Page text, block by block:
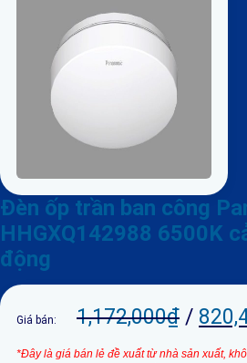
Đèn ốp trần ban công
HHGXQ142988 6500K
động
Giá bán: 1,172,000₫ /
*Đây là giá bán lẻ đề xuất từ nhà sản xuất,